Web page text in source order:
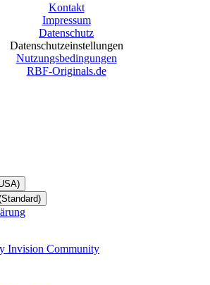
Kontakt
Impressum
Datenschutz
Datenschutzeinstellungen
Nutzungsbedingungen
RBF-Originals.de
Invision Community